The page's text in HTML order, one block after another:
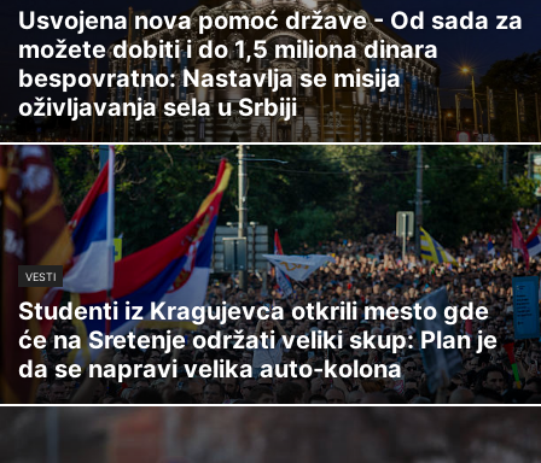
Usvojena nova pomoć države - Od sada za
možete dobiti i do 1,5 miliona dinara
bespovratno: Nastavlja se misija
oživljavanja sela u Srbiji
VESTI
Studenti iz Kragujevca otkrili mesto gde
će na Sretenje održati veliki skup: Plan je
da se napravi velika auto-kolona